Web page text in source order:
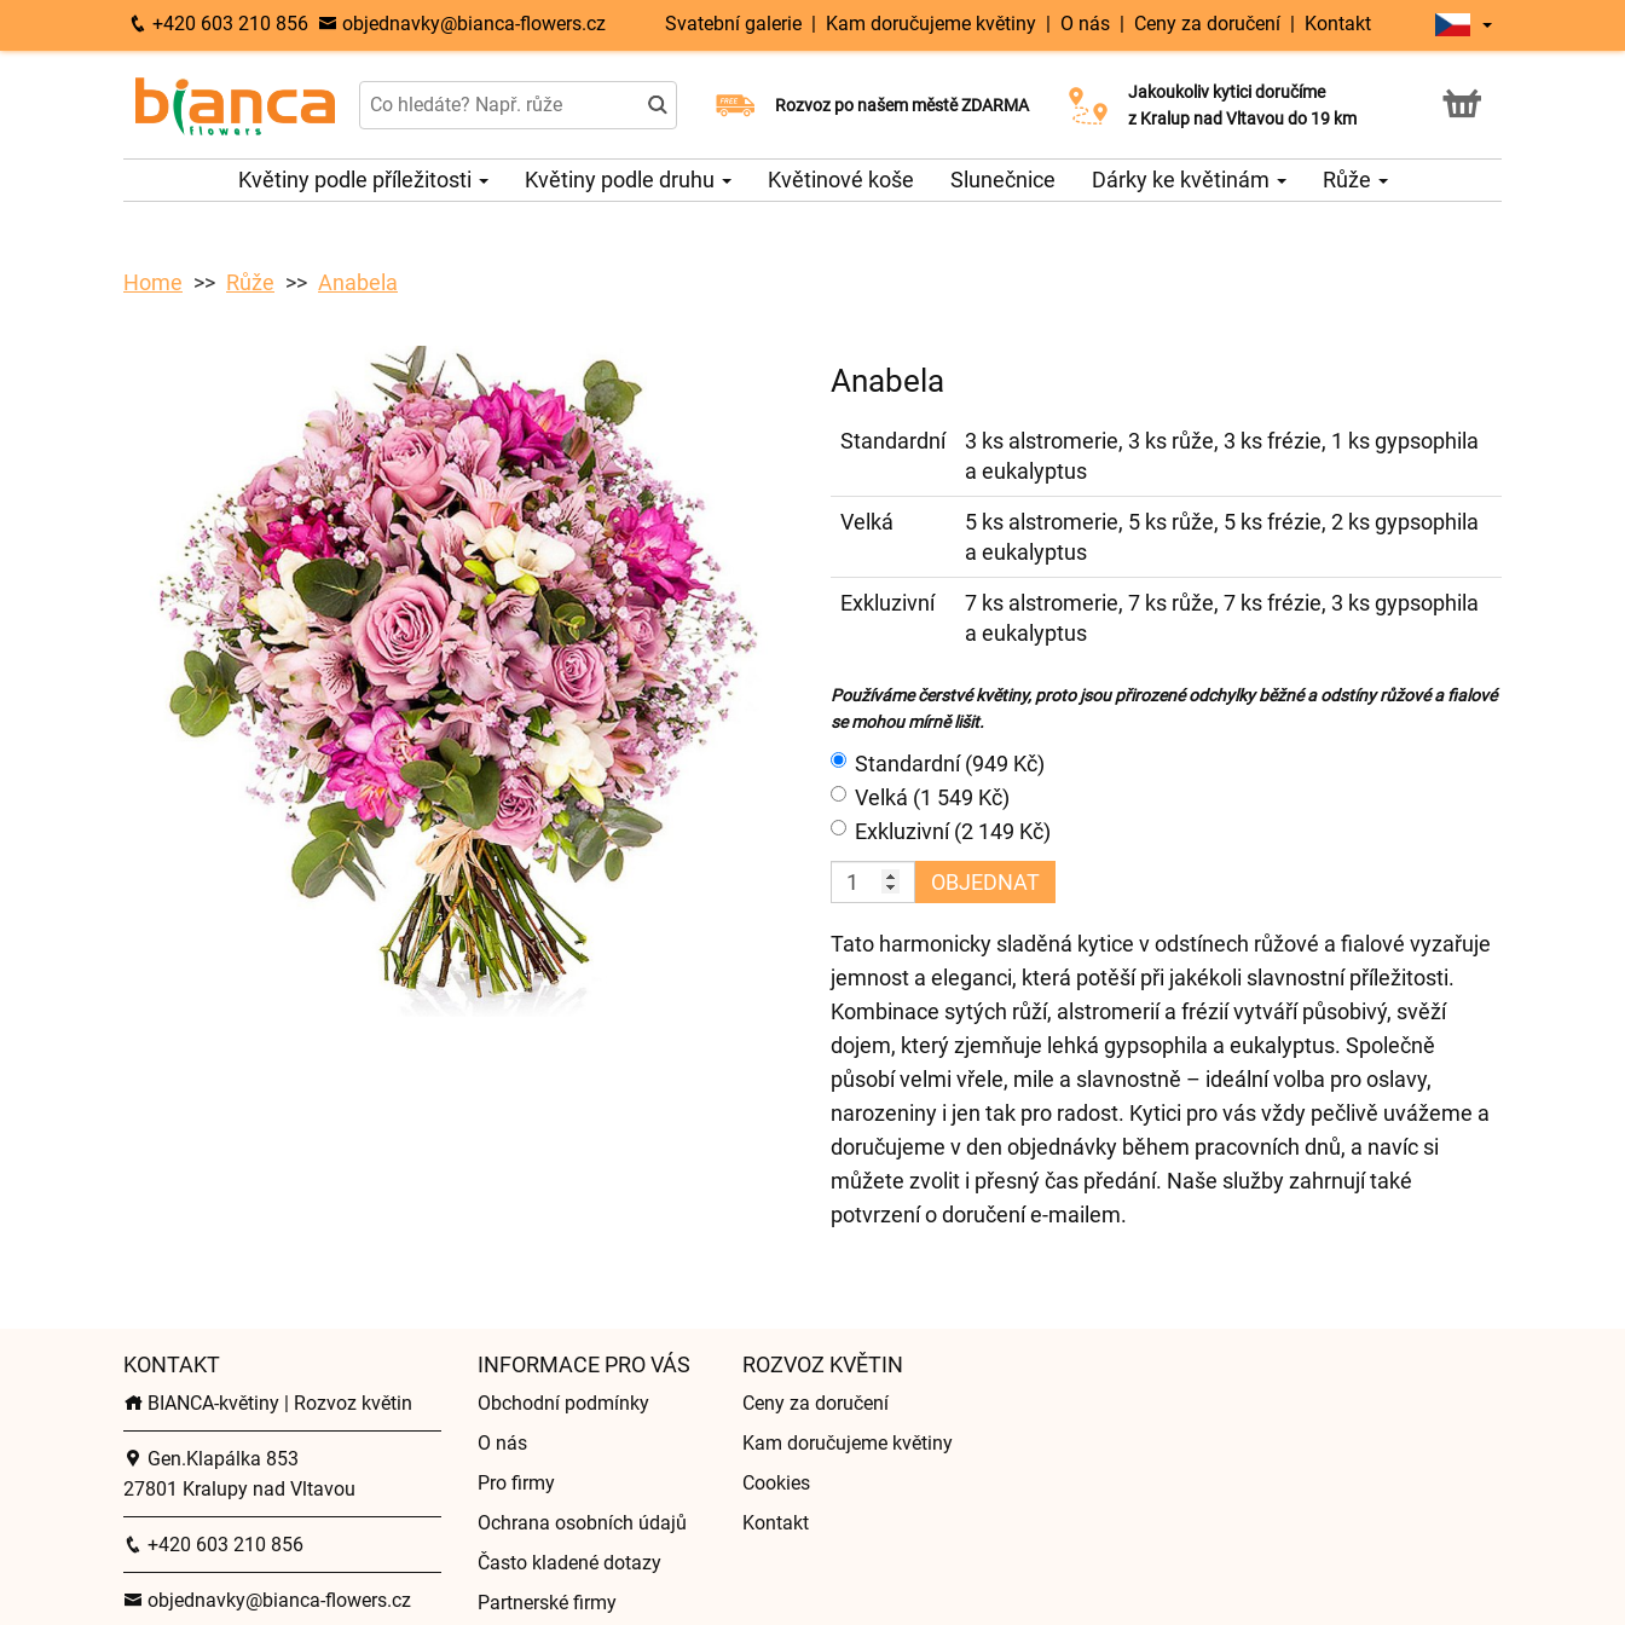
+420 603 210 856 objednavky@bianca-flowers.cz Svatební galerie | Kam doručujeme květiny | O nás | Ceny za doručení | Kontakt
Rozvoz po našem městě ZDARMA
Doručujeme již v den objednávky
Možný výběr času a dne doručení
Jakoukoliv kytici doručíme
z Kralup nad Vltavou do 19 km
Možnost vyzvednout v naší květince
Květiny podle příležitosti Květiny podle druhu Květinové koše Slunečnice Dárky ke květinám Růže
Home Růže Anabela
Anabela
Standardní
3 ks alstromerie, 3 ks růže, 3 ks frézie, 1 ks gypsophila
a eukalyptus
Velká
5 ks alstromerie, 5 ks růže, 5 ks frézie, 2 ks gypsophila
a eukalyptus
Exkluzivní
7 ks alstromerie, 7 ks růže, 7 ks frézie, 3 ks gypsophila
a eukalyptus
Používáme čerstvé květiny, proto jsou přirozené odchylky běžné a odstíny růžové a fialové
se mohou mírně lišit.
Standardní (949 Kč)
Velká (1 549 Kč)
Exkluzivní (2 149 Kč)
OBJEDNAT
Tato harmonicky sladěná kytice v odstínech růžové a fialové vyzařuje
jemnost a eleganci, která potěší při jakékoli slavnostní příležitosti.
Kombinace sytých růží, alstromerií a frézií vytváří působivý, svěží
dojem, který zjemňuje lehká gypsophila a eukalyptus. Společně
působí velmi vřele, mile a slavnostně – ideální volba pro oslavy,
narozeniny i jen tak pro radost. Kytici pro vás vždy pečlivě uvážeme a
doručujeme v den objednávky během pracovních dnů, a navíc si
můžete zvolit i přesný čas předání. Naše služby zahrnují také
potvrzení o doručení e-mailem.
KONTAKT
BIANCA-květiny | Rozvoz květin
Gen.Klapálka 853
27801 Kralupy nad Vltavou
+420 603 210 856
objednavky@bianca-flowers.cz
INFORMACE PRO VÁS
Obchodní podmínky
O nás
Pro firmy
Ochrana osobních údajů
Často kladené dotazy
Partnerské firmy
ROZVOZ KVĚTIN
Ceny za doručení
Kam doručujeme květiny
Cookies
Kontakt